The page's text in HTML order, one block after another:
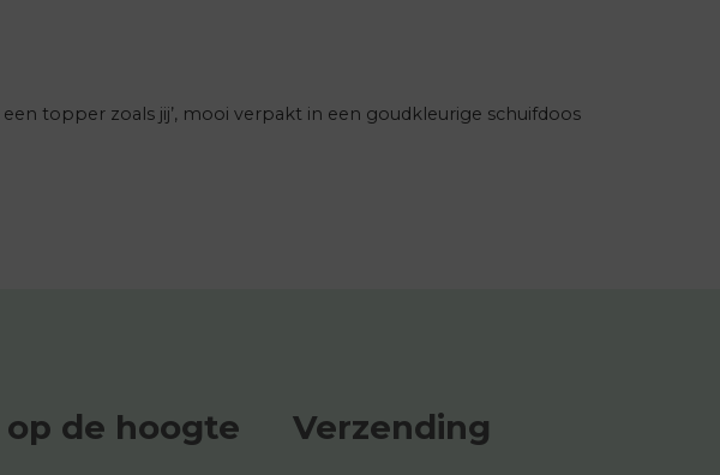
topper zoals jij’, mooi verpakt in een goudkleurige schuifdoos
de hoogte Verzending